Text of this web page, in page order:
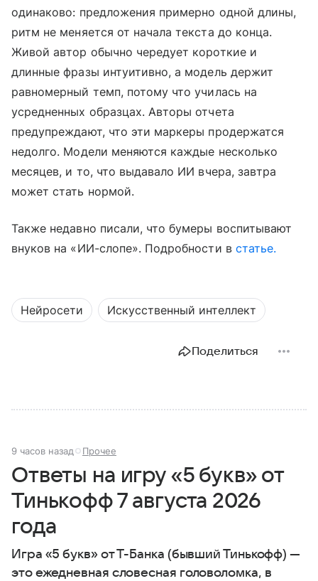
одинаково: предложения примерно одной длины,
ритм не меняется от начала текста до конца.
Живой автор обычно чередует короткие и
длинные фразы интуитивно, а модель держит
равномерный темп, потому что училась на
усредненных образцах. Авторы отчета
предупреждают, что эти маркеры продержатся
недолго. Модели меняются каждые несколько
месяцев, и то, что выдавало ИИ вчера, завтра
может стать нормой.
Также недавно писали, что бумеры воспитывают
внуков на «ИИ-слопе». Подробности в статье.
Нейросети Искусственный интеллект
Поделиться
9 часов назад Прочее
Ответы на игру «5 букв» от
Тинькофф 7 августа 2026
года
Игра «5 букв» от Т-Банка (бывший Тинькофф) —
это ежедневная словесная головоломка, в